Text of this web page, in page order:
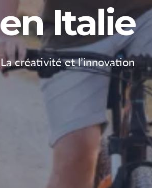
en Italie
La créativité et l’innovation